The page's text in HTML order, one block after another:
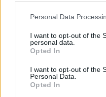
Personal Data
I want to opt-out of the
personal data.
Opted In
I want to opt-out of the
Personal Data.
Opted In
nejvíce v historii firmy
5.8.2026 15:42 (
)
Diskuse: 1